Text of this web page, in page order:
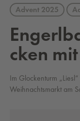
Advent 2025
cken
Im Glockenturm
Weihnachtsmarkt am